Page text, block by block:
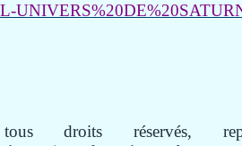
droits réservés,